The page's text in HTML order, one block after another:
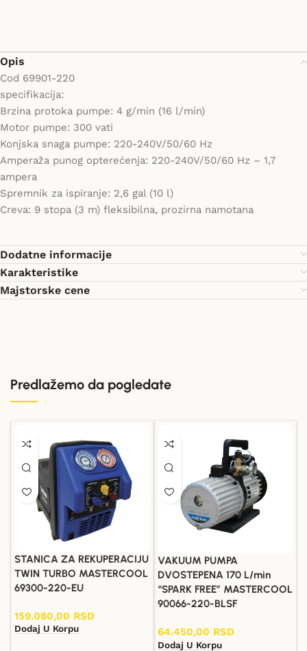
Opis
Cod 69901-220
specifikacija:
Brzina protoka pumpe: 4 g/min (16 l/min)
Motor pumpe: 300 vati
Konjska snaga pumpe: 220-240V/50/60 Hz
Amperaža punog opterećenja: 220-240V/50/60 Hz – 1,7
ampera
Spremnik za ispiranje: 2,6 gal (10 l)
Creva: 9 stopa (3 m) fleksibilna, prozirna namotana
Dodatne informacije
Karakteristike
Majstorske cene
Predlažemo da pogledate
STANICA ZA REKUPERACIJU
TWIN TURBO MASTERCOOL
69300-220-EU
159.080,00 RSD
Dodaj U Korpu
VAKUUM PUMPA
DVOSTEPENA 170 L/min
“SPARK FREE” MASTERCOOL
90066-220-BLSF
64.450,00 RSD
Dodaj U Korpu